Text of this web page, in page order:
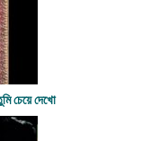
দেখো